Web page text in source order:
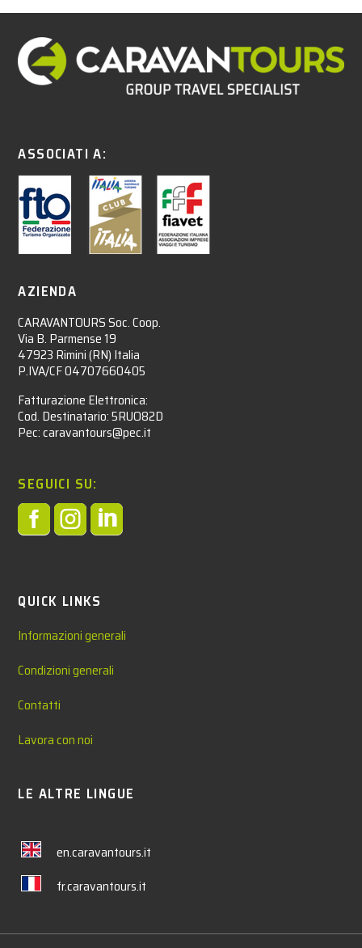
ASSOCIATI A:
AZIENDA
CARAVANTOURS Soc. Coop.
Via B. Parmense 19
47923 Rimini (RN) Italia
P.IVA/CF 04707660405
Fatturazione Elettronica:
Cod. Destinatario: 5RUO82D
Pec: caravantours@pec.it
SEGUICI SU:

QUICK LINKS
Informazioni generali
Condizioni generali
Contatti
Lavora con noi
LE ALTRE LINGUE
en.caravantours.it
fr.caravantours.it